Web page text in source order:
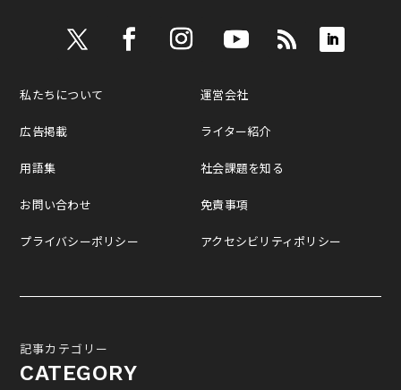
私たちについて
広告掲載
用語集
お問い合わせ
プライバシーポリシー
運営会社
ライター紹介
社会課題を知る
免責事項
アクセシビリティポリシー
記事カテゴリー
CATEGORY